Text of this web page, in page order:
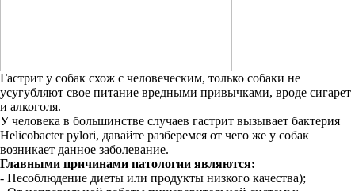
Гастрит у собак схож с человеческим, только собаки не
усугубляют свое питание вредными привычками, вроде сигарет
и алкоголя.
У человека в большинстве случаев гастрит вызывает бактерия
Helicobacter pylori, давайте разберемся от чего же у собак
возникает данное заболевание.
Главными причинами патологии являются:
- Несоблюдение диеты или продукты низкого качества);